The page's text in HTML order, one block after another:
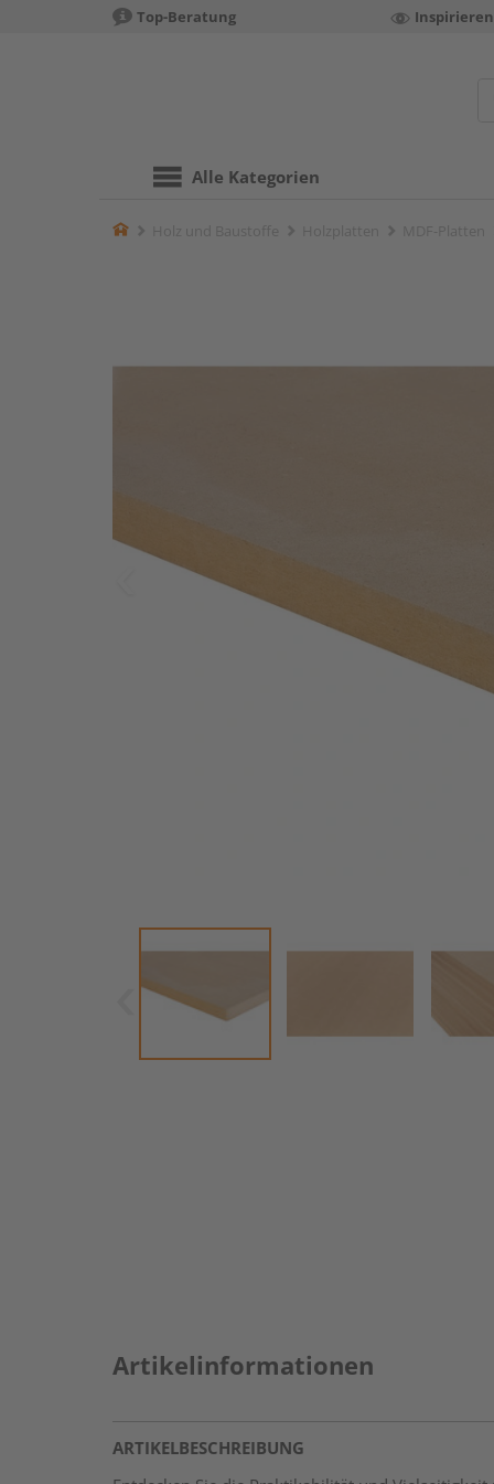
Top-Beratung
Alle Kategorien
Home
Artikelinformationen
ARTIKELBESCHREIBUNG